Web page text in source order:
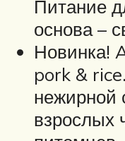
Питание
основа –
Новинка!
pork &
нежирной
взрослых